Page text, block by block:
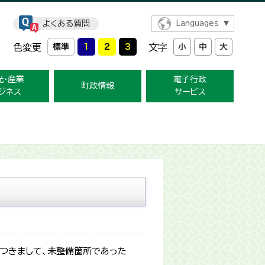
よくある質問 Languages
色変更 文字
・産業
ネス
町政情報
電子行政
サービス
まして、未整備箇所であった